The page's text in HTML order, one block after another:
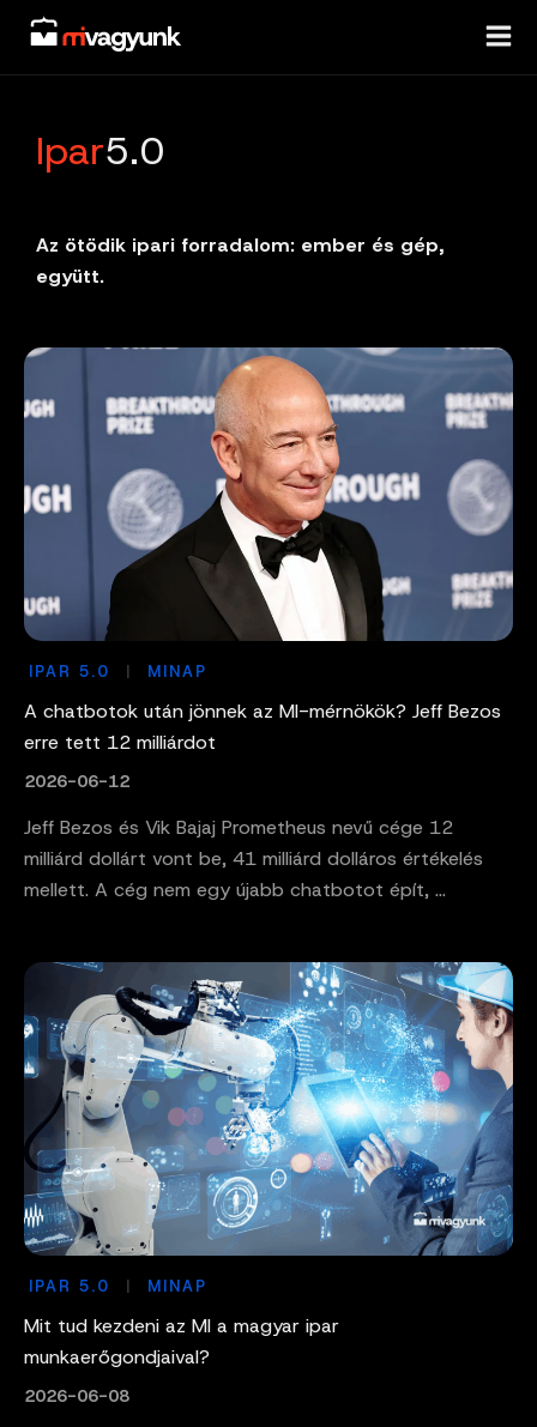
Skip
content
Ipar5.0
Az ötödik ipari forradalom: ember és gép,
együtt.
IPAR 5.0 MINAP
A chatbotok után jönnek az MI-mérnökök? Jeff Bezos
erre tett 12 milliárdot
2026-06-12
Jeff Bezos és Vik Bajaj Prometheus nevű cége 12
milliárd dollárt vont be, 41 milliárd dolláros értékelés
mellett. A cég nem egy újabb chatbotot épít, ...
IPAR 5.0 MINAP
Mit tud kezdeni az MI a magyar ipar
munkaerőgondjaival?
2026-06-08